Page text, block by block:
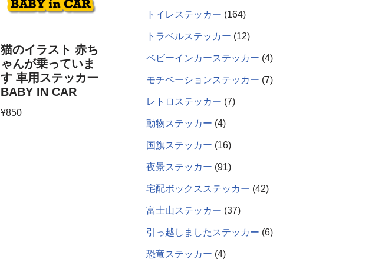
猫のイラスト 赤ち
ゃんが乗っていま
す 車用ステッカー
BABY IN CAR
¥850
トイレステッカー 164
トラベルステッカー 12
ベビーインカーステッカー 4
モチベーションステッカー 7
レトロステッカー 7
動物ステッカー 4
国旗ステッカー 16
夜景ステッカー 91
宅配ボックスステッカー 42
富士山ステッカー 37
引っ越しましたステッカー 6
恐竜ステッカー 4